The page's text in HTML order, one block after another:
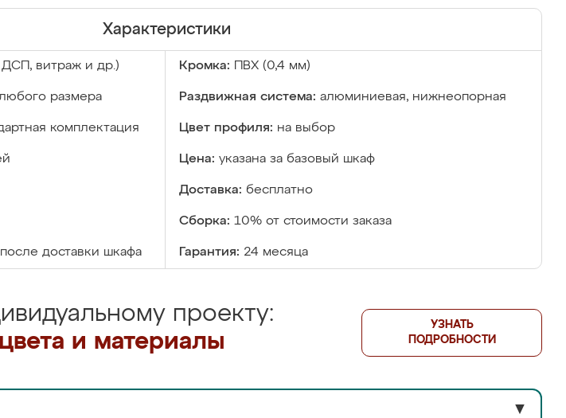
Характеристики
витраж и др.) Кромка: ПВХ (0,4 мм)
размера Раздвижная система: алюминиевая, нижнеопорная
комплектация Цвет профиля: на выбор
Цена: указана за базовый шкаф
Доставка: бесплатно
Сборка: 10% от стоимости заказа
доставки шкафа Гарантия: 24 месяца
проекту:
и материалы
УЗНАТЬ
ПОДРОБНОСТИ
▼